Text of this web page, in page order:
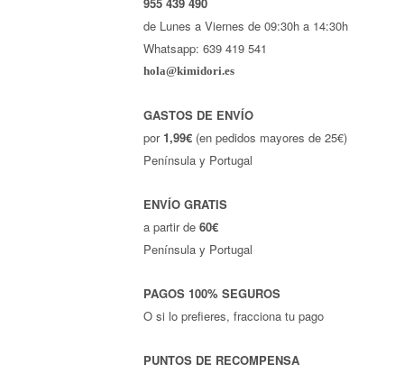
955 439 490
de Lunes a Viernes de 09:30h a 14:30h
Whatsapp: 639 419 541
hola@kimidori.es
GASTOS DE ENVÍO
por 1,99€ (en pedidos mayores de 25€)
Península y Portugal
ENVÍO GRATIS
a partir de60€
Península y Portugal
PAGOS 100% SEGUROS
O si lo prefieres, fracciona tu pago
PUNTOS DE RECOMPENSA